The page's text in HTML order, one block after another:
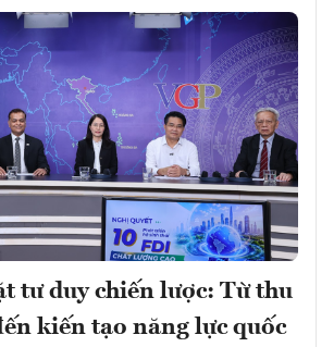
tư duy chiến lược: Từ thu
kiến tạo năng lực quốc